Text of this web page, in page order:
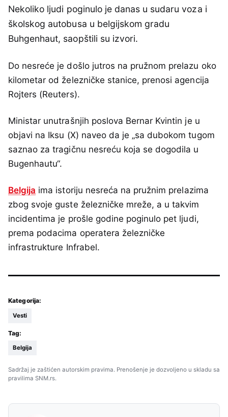
Nekoliko ljudi poginulo je danas u sudaru voza i
školskog autobusa u belgijskom gradu
Buhgenhaut, saopštili su izvori.
Do nesreće je došlo jutros na pružnom prelazu oko
kilometar od železničke stanice, prenosi agencija
Rojters (Reuters).
Ministar unutrašnjih poslova Bernar Kvintin je u
objavi na Iksu (X) naveo da je „sa dubokom tugom
saznao za tragičnu nesreću koja se dogodila u
Bugenhautu“.
Belgija ima istoriju nesreća na pružnim prelazima
zbog svoje guste železničke mreže, a u takvim
incidentima je prošle godine poginulo pet ljudi,
prema podacima operatera železničke
infrastrukture ⁠Infrabel.
Kategorija:
Vesti
Tag:
Belgija
Sadržaj je zaštićen autorskim pravima. Prenošenje je dozvoljeno u skladu sa
pravilima SNM.rs.